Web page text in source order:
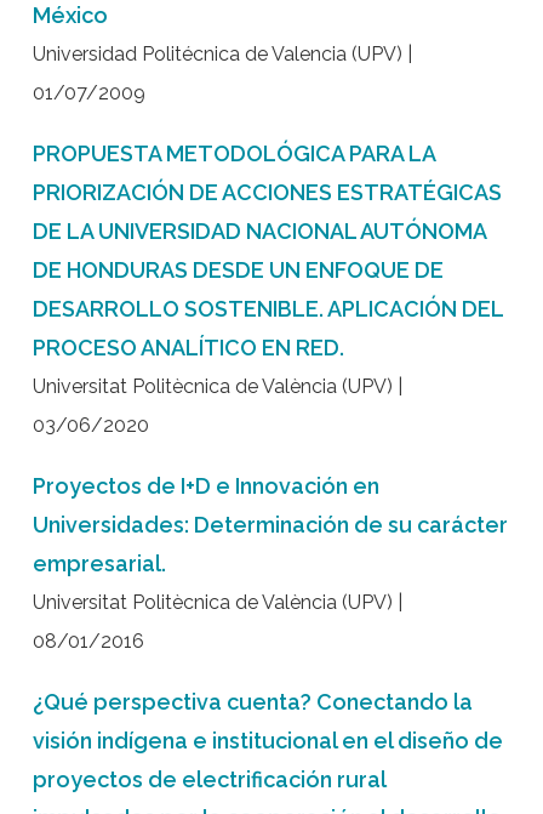
México
Universidad Politécnica de Valencia (UPV) |
01/07/2009
PROPUESTA METODOLÓGICA PARA LA
PRIORIZACIÓN DE ACCIONES ESTRATÉGICAS
DE LA UNIVERSIDAD NACIONAL AUTÓNOMA
DE HONDURAS DESDE UN ENFOQUE DE
DESARROLLO SOSTENIBLE. APLICACIÓN DEL
PROCESO ANALÍTICO EN RED.
Universitat Politècnica de València (UPV) |
03/06/2020
Proyectos de I+D e Innovación en
Universidades: Determinación de su carácter
empresarial.
Universitat Politècnica de València (UPV) |
08/01/2016
¿Qué perspectiva cuenta? Conectando la
visión indígena e institucional en el diseño de
proyectos de electrificación rural